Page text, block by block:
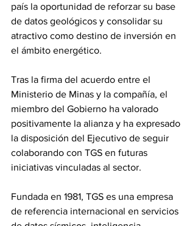
país la oportunidad de reforzar su base
de datos geológicos y consolidar su
atractivo como destino de inversión en
el ámbito energético.
Tras la firma del acuerdo entre el
Ministerio de Minas y la compañía, el
miembro del Gobierno ha valorado
positivamente la alianza y ha expresado
la disposición del Ejecutivo de seguir
colaborando con TGS en futuras
iniciativas vinculadas al sector.
Fundada en 1981, TGS es una empresa
de referencia internacional en servicios